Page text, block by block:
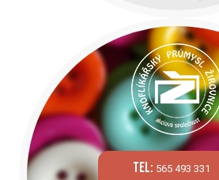
tel: 565 493 331